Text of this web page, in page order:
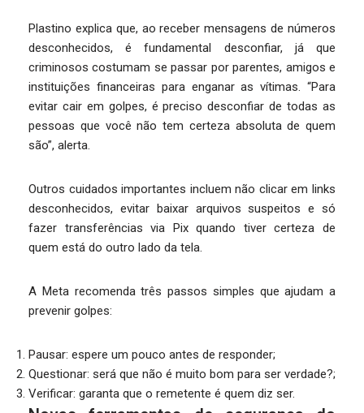
Plastino explica que, ao receber mensagens de números
desconhecidos, é fundamental desconfiar, já que
criminosos costumam se passar por parentes, amigos e
instituições financeiras para enganar as vítimas. “Para
evitar cair em golpes, é preciso desconfiar de todas as
pessoas que você não tem certeza absoluta de quem
são”, alerta.
Outros cuidados importantes incluem não clicar em links
desconhecidos, evitar baixar arquivos suspeitos e só
fazer transferências via Pix quando tiver certeza de
quem está do outro lado da tela.
A Meta recomenda três passos simples que ajudam a
prevenir golpes:
Pausar: espere um pouco antes de responder;
Questionar: será que não é muito bom para ser verdade?;
Verificar: garanta que o remetente é quem diz ser.